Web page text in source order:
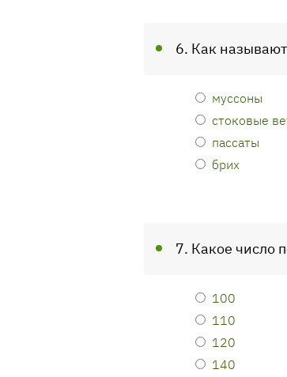
6. Как
муссоны
стоковые
пассаты
брих
7. Какое число
100
110
120
140